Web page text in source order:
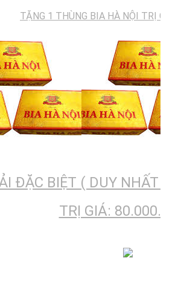
TẶNG 1 THÙNG BIA HÀ NỘI TRỊ GIÁ:
ĐẶC BIỆT ( DUY NHẤT )
TRỊ GIÁ: